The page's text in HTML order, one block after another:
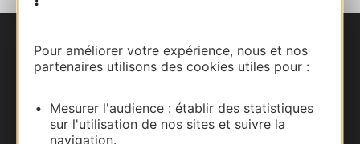
Pour améliorer votre expérience, nous et nos
partenaires utilisons des cookies utiles pour :
Mesurer l'audience : établir des statistiques
sur l'utilisation de nos sites et suivre la
navigation.
Nous contacter
Documentation